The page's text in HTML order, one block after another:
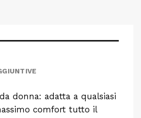
donna: adatta a qualsiasi
comfort tutto il